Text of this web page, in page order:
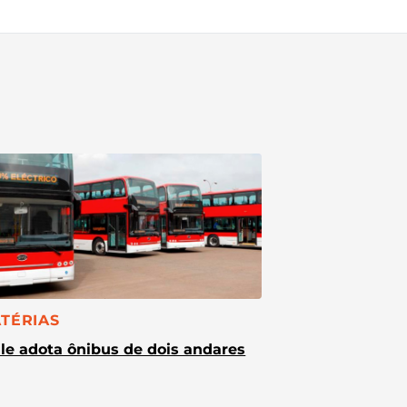
adota ônibus de dois andares